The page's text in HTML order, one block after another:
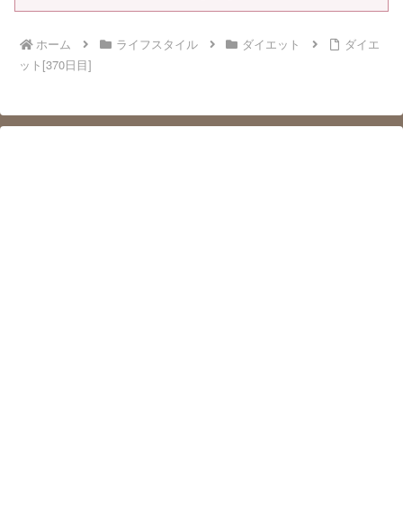
ホーム ライフスタイル ダイエット
ダイエ
ット[370日目]